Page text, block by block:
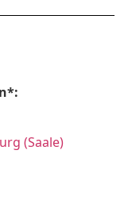
(Saale)